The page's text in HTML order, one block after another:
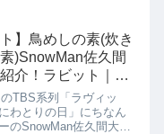
ドンキで注目のお菓子
ので詳し...
ト】鳥めしの素(炊き
)SnowMan佐久間
介！ラビット｜2
TBS系列「ラヴィッ
わとりの日」にちなん
のSnowMan佐久間大介